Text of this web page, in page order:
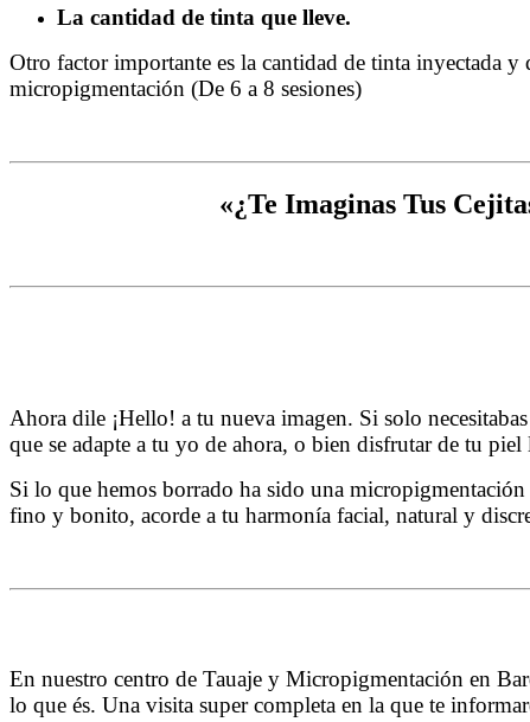
La cantidad de tinta que lleve.
Otro factor importante es la cantidad de tinta inyectada y
micropigmentación (De 6 a 8 sesiones)
«¿Te Imaginas Tus
Ahora dile ¡Hello! a tu nueva imagen. Si solo
que se adapte a tu yo de ahora, o bien disfrutar de tu
Si lo que hemos borrado ha sido una
fino y bonito, acorde a tu harmonía facial, natural y
En nuestro centro de Tauaje y Micropigmentación en
lo que és. Una visita super completa en la que te